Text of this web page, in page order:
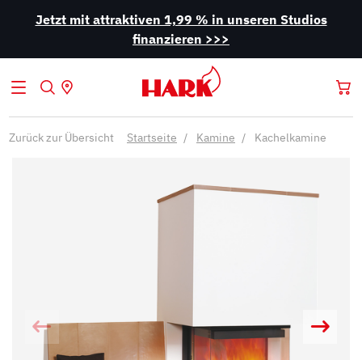
Jetzt mit attraktiven 1,99 % in unseren Studios
finanzieren >>>
Zurück zur Übersicht Startseite Kamine Kachelkamine